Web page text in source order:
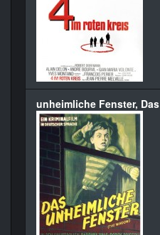
unheimliche Fenster, Das